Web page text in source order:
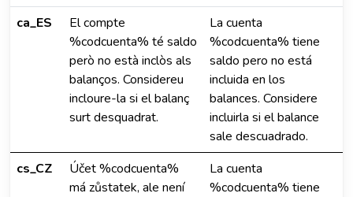
ca_ES
El compte
%codcuenta% té saldo
però no està inclòs als
balanços. Considereu
incloure-la si el balanç
surt desquadrat.
La cuenta
%codcuenta% tiene
saldo pero no está
incluida en los
balances. Considere
incluirla si el balance
sale descuadrado.
cs_CZ
Účet %codcuenta%
má zůstatek, ale není
La cuenta
%codcuenta% tiene